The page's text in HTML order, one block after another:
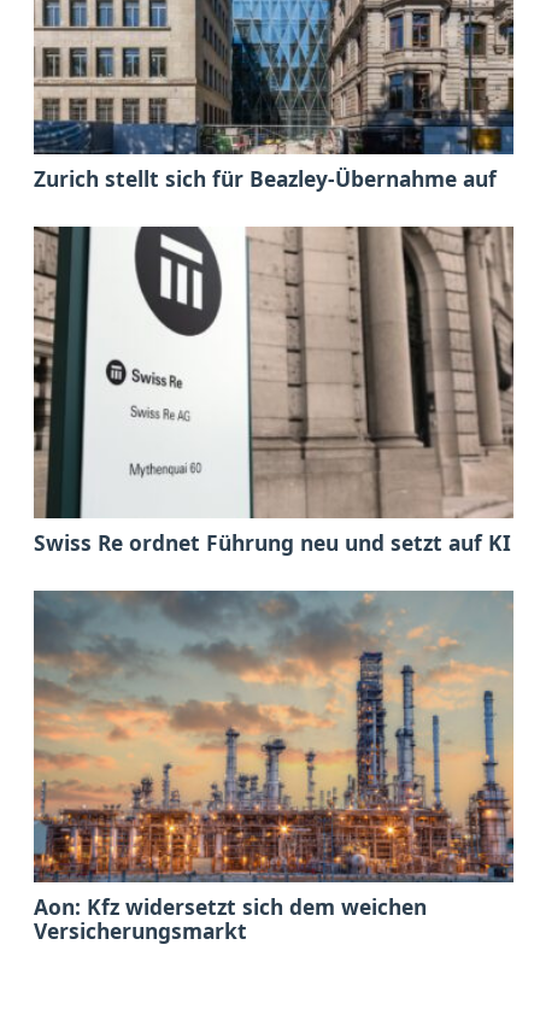
Zurich stellt sich für Beazley-Übernahme auf
Swiss Re ordnet Führung neu und setzt auf KI
Aon: Kfz widersetzt sich dem weichen
Versicherungsmarkt